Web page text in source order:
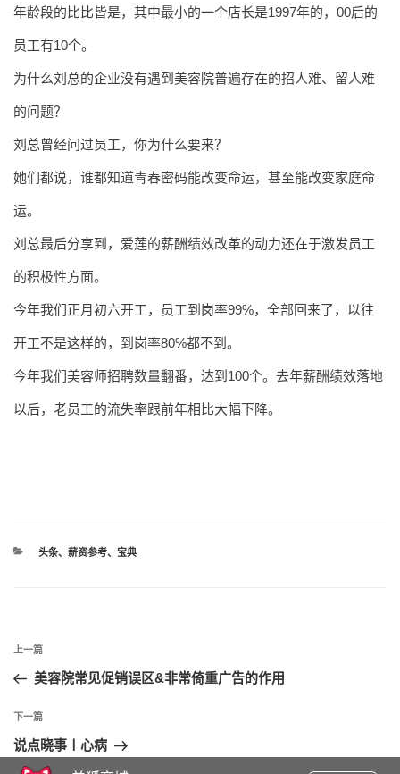
年龄段的比比皆是，其中最小的一个店长是1997年的，00后的
员工有10个。
为什么刘 总的企业没有遇到美容院普遍存在的招人难、留人难
的问题？
刘 总曾经问过员工，你为什么要来？
她们都说，谁都知道青春密码能改变命运，甚至能改变家庭命
运。
刘 总最后分享到，爱莲的薪酬绩效改革的动力还在于激发员工
的积极性方面。
今年我们正月初六开工，员工到岗率99%，全部回来了，以往
开工不是这样的，到岗率80%都不到。
今年我们美容师招聘数量翻番，达到100个。去年薪酬绩效落地
以后，老员工的流失率跟前年相比大幅下降。
分
头条、 薪资参考、 宝典
文
航
上
一
文
章
上一篇
美容院常见促销误区&非常倚重广告的作用
下
一
篇
下一篇
说点晓事〡心病